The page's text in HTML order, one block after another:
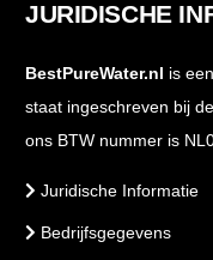
JURIDISCHE
BestPureWater.nl is
staat ingeschreven bij
ons BTW nummer is
Juridische Informatie
Bedrijfsgegevens